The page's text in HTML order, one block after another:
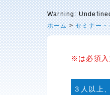
Warning:
ホーム>セミナー
※は必須入
３人以上